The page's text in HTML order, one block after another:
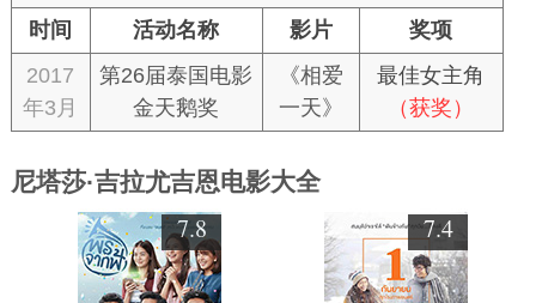
时间 活动名称 影片
奖项
2017
年3月
第26届泰国电影
金天鹅奖
《相爱
一天》
最佳女主角
（获奖）
尼塔莎·吉拉尤吉恩电影大全
7.8 7.4